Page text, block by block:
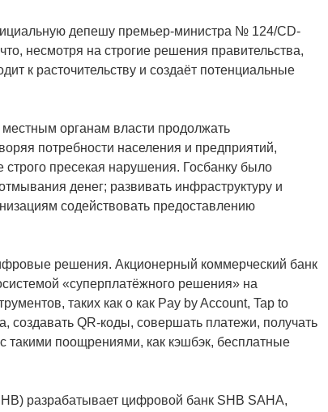
депешу премьер-министра № 124/CD-
несмотря на строгие решения правительства,
к расточительству и создаёт потенциальные
органам власти продолжать
потребности населения и предприятий,
пресекая нарушения. Госбанку было
денег; развивать инфраструктуру и
содействовать предоставлению
решения. Акционерный коммерческий банк
«суперплатёжного решения» на
таких как о как Pay by Account, Tap to
создавать QR-коды, совершать платежи, получать
такими поощрениями, как кэшбэк, бесплатные
разрабатывает цифровой банк SHB SAHA,